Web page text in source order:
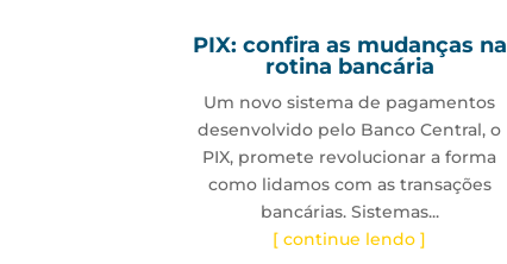
PIX: confira as mudanças na
rotina bancária
Um novo sistema de pagamentos
desenvolvido pelo Banco Central, o
PIX, promete revolucionar a forma
como lidamos com as transações
bancárias. Sistemas...
[ continue lendo ]